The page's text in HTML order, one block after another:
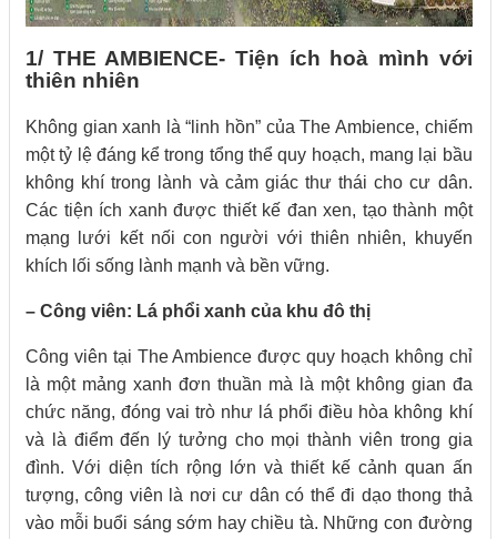
1/ THE AMBIENCE- Tiện ích hoà mình với
thiên nhiên
Không gian xanh là “linh hồn” của The Ambience, chiếm
một tỷ lệ đáng kể trong tổng thể quy hoạch, mang lại bầu
không khí trong lành và cảm giác thư thái cho cư dân.
Các tiện ích xanh được thiết kế đan xen, tạo thành một
mạng lưới kết nối con người với thiên nhiên, khuyến
khích lối sống lành mạnh và bền vững.
– Công viên: Lá phổi xanh của khu đô thị
Công viên tại The Ambience được quy hoạch không chỉ
là một mảng xanh đơn thuần mà là một không gian đa
chức năng, đóng vai trò như lá phổi điều hòa không khí
và là điểm đến lý tưởng cho mọi thành viên trong gia
đình. Với diện tích rộng lớn và thiết kế cảnh quan ấn
tượng, công viên là nơi cư dân có thể đi dạo thong thả
vào mỗi buổi sáng sớm hay chiều tà. Những con đường